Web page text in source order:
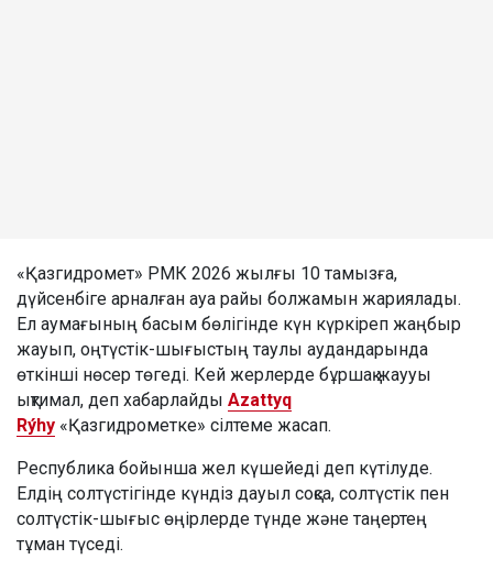
«Қазгидромет» РМК 2026 жылғы 10 тамызға,
дүйсенбіге арналған ауа райы болжамын жариялады.
Ел аумағының басым бөлігінде күн күркіреп жаңбыр
жауып, оңтүстік-шығыстың таулы аудандарында
өткінші нөсер төгеді. Кей жерлерде бұршақ жаууы
ықтимал, деп хабарлайды Azattyq
Rýhy «Қазгидрометке» сілтеме жасап.
Республика бойынша жел күшейеді деп күтілуде.
Елдің солтүстігінде күндіз дауыл соқса, солтүстік пен
солтүстік-шығыс өңірлерде түнде және таңертең
тұман түседі.